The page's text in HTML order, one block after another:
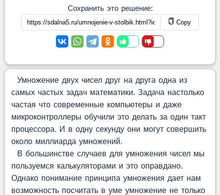
Сохранить это решение:
Copy
Умножение двух чисел друг на друга одна из
самых частых задач математики. Задача настолько
частая что современные компьютеры и даже
микроконтроллеры обучили это делать за один такт
процессора. И в одну секунду они могут совершить
около миллиарда умножений.
В большинстве случаев для умножения чисел мы
пользуемся калькуляторами и это оправдано.
Однако понимание принципа умножения дает нам
возможность посчитать в уме умножение не только